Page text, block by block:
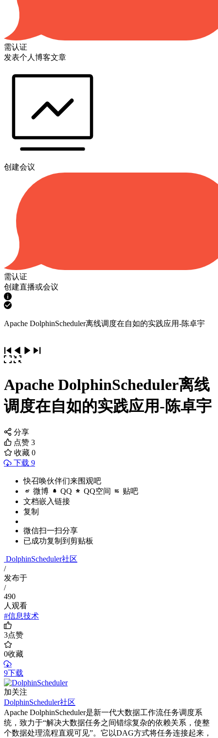
需认证
发表个人博客文章
创建会议
需认证
创建直播或会议
Apache DolphinScheduler离线调度在自如的实践应用-陈卓宇
Apache DolphinScheduler离线
调度在自如的实践应用-陈卓宇
分享
点赞 3
收藏 0
下载 9
快召唤伙伴们来围观吧
微博 QQ QQ空间 贴吧
文档嵌入链接
复制
微信扫一扫分享
已成功复制到剪贴板
DolphinScheduler社区
/
发布于
/
490
人观看
#信息技术
3点赞
0收藏
9下载
加关注
DolphinScheduler社区
Apache DolphinScheduler是新一代大数据工作流任务调度系
统，致力于“解决大数据任务之间错综复杂的依赖关系，使整
个数据处理流程直观可见”。它以DAG方式将任务连接起来，